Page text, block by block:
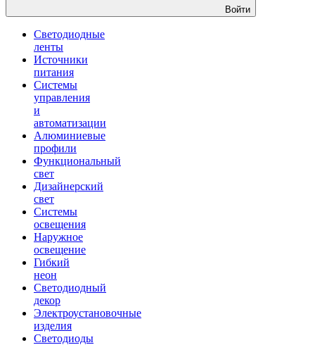
Войти
Светодиодные
ленты
Источники
питания
Системы
управления
и
автоматизации
Алюминиевые
профили
Функциональный
свет
Дизайнерский
свет
Системы
освещения
Наружное
освещение
Гибкий
неон
Светодиодный
декор
Электроустановочные
изделия
Светодиоды